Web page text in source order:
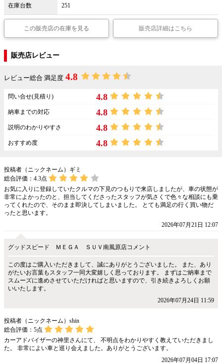
在庫台数 251
この販売店の在庫を見る 販売店詳細はこちら
販売店レビュー
レビュー総合 満足度 4.8
問い合せ(見積り) 4.8
納車までの対応 4.8
説明のわかりやすさ 4.8
おすすめ度 4.8
投稿者（ニックネーム）ギミ
総合評価： 4.3点
お気に入りに登録していたクルマの下見のつもりで来店しましたが、車の状態が
非常によかったのと、担当してくださったスタッフが気さくで色々な相談にも乗
ってくれたので、そのまま即決してしまいました。 とても満足の行く買い物だ
ったと思います。
2026年07月21日 12:07
グッドスピード ＭＥＧＡ ＳＵＶ南風原店コメント
この度はご購入いただきまして、誠にありがとうございました。 また、あり
がたいお言葉もスタッフ一同大変嬉しく思っております。 まずはご納車まで
スムーズに進めさせていただければと思いますので、引き続きよろしくお願
いいたします。
2026年07月24日 11:59
投稿者（ニックネーム）shin
総合評価： 5点
カーアドバイザーの神里さんにて、 不明点をわかりやすく教えていただきまし
た。 非常によい車と巡り会えました。ありがとうございます。
2026年07月04日 17:07